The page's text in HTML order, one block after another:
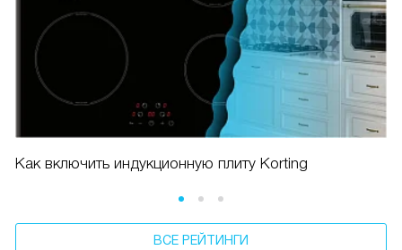
Как включить индукционную плиту Korting
ВСЕ РЕЙТИНГИ